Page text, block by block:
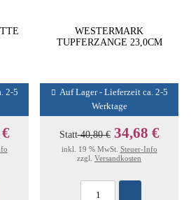
2-5
WESTERMARK
TUPFERZANGE 23,0CM
Auf Lager - Lieferzeit ca. 2-5
Werktage
Statt40,80 € 34,68 €
inkl. 19 % MwSt. Steuer-Info
zzgl. Versandkosten